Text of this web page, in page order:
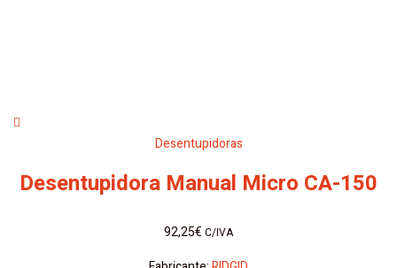
Desentupidoras
Desentupidora Manual Micro CA-150
92,25€ C/IVA